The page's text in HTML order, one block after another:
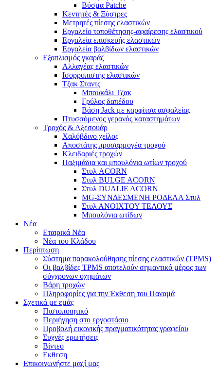
Βύσμα Patche
Κεντητές & Ξύστρες
Μετρητές πίεσης ελαστικών
Εργαλείο τοποθέτησης-αφαίρεσης ελαστικού
Εργαλεία επισκευής ελαστικών
Εργαλεία βαλβίδων ελαστικών
Εξοπλισμός γκαράζ
Αλλαγέας ελαστικών
Ισορροπιστής ελαστικών
Τζακ Σταντς
Μπουκάλι Τζακ
Γρύλος δαπέδου
Βάση Jack με καρφίτσα ασφαλείας
Πτυσσόμενος γερανός καταστημάτων
Τροχός & Αξεσουάρ
Χαλύβδινο χείλος
Αποστάτης προσαρμογέα τροχού
Κλειδαριές τροχών
Παξιμάδια και μπουλόνια ωτίων τροχού
Στυλ ACORN
Στυλ BULGE ACORN
Στυλ DUALIE ACORN
MG-ΣΥΝΔΕΣΜΕΝΗ ΡΟΔΕΛΑ Στυλ
Στυλ ΑΝΟΙΧΤΟΥ ΤΕΛΟΥΣ
Μπουλόνια ωτίδων
Νέα
Εταιρικά Νέα
Νέα του Κλάδου
Περίπτωση
Σύστημα παρακολούθησης πίεσης ελαστικών (TPMS)
Οι βαλβίδες TPMS αποτελούν σημαντικό μέρος των
σύγχρονων οχημάτων
Βάρη τροχών
Πληροφορίες για την Έκθεση του Παναμά
Σχετικά με εμάς
Πιστοποιητικό
Περιήγηση στο εργοστάσιο
Προβολή εικονικής πραγματικότητας γραφείου
Συχνές ερωτήσεις
Βίντεο
Εκθεση
Επικοινωνήστε μαζί μας